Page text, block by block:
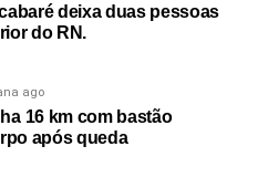
deixa duas pessoas
do RN.
ago
16 km com bastão
após queda